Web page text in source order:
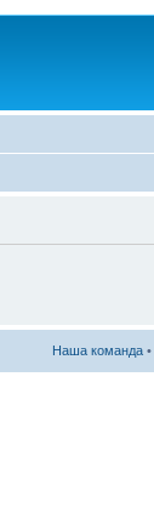
Наша команда •